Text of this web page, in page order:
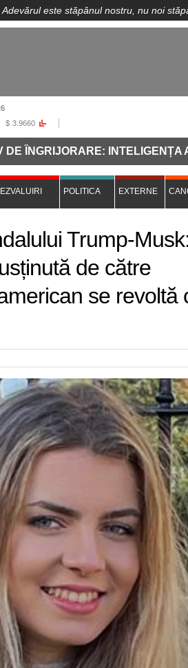
Adevărul este stăpânul nostru, nu noi
$ 3.9660
INTELIGENȚA
POLITICA EXTERNE
Trump-Musk:
de către
se revoltă